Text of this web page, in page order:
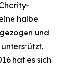
halbe
und
hat es sich